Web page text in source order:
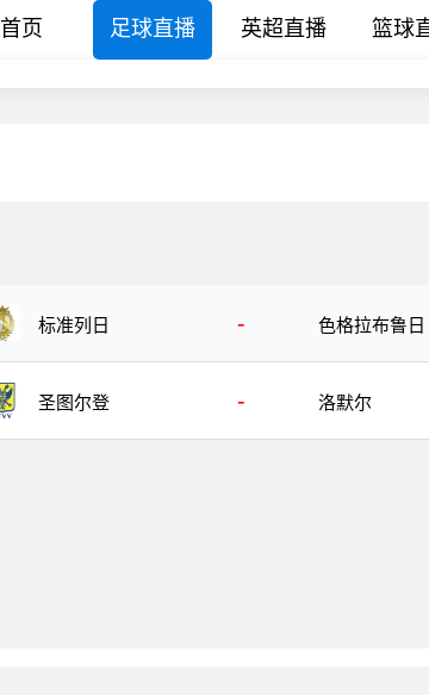
首页 足球直播 英超直播 篮球
标准列日 - 色格拉布鲁日
圣图尔登 - 洛默尔